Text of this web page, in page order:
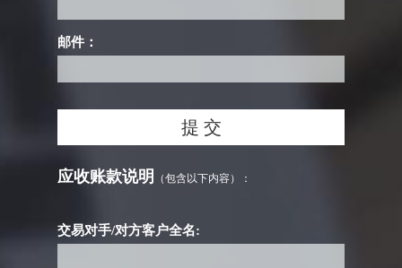
邮件：
应收账款说明 （包含以下内容）：
交易对手/对方客户全名: